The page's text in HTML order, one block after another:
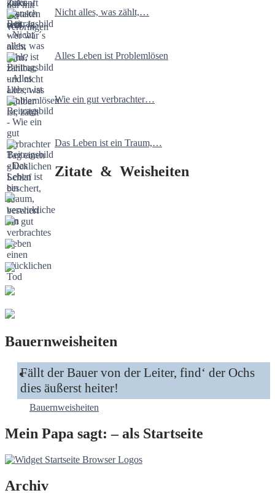
Nicht alles, was zählt,…
Alles Leben ist Problemlösen
Wie ein gut verbrachter…
Das Leben ist ein Traum,…
Zitate & Weisheiten
Bauernweisheiten
Fällt der Bauer von der Leiter, find‘ der Ochs
dies äußerst heiter!
Bauernweisheiten
Mein Papa sagt: – als Startseite
Archiv